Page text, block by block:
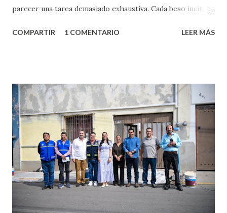
parecer una tarea demasiado exhaustiva. Cada beso incita
partes de ti que jamás hubieras imaginado. El problema es
conoces ni la mitad de lo que deberías saber. Pero incluso
quienes ya han tenido relaciones sexuales no son expertos
o expertas en el tema. Siempre hay algo nuevo que
aprender y nuevas experiencias que conocer. Si eres una
chica y aún no has tenido relaciones sexuales, tal vez
pienses que el sexo será increíble y no puedas esperar para
experimentarlo, pero como cualquier persona con
experiencia te dirá, siempre es mejor cuando ambas partes
son suficientemen...
COMPARTIR 1 COMENTARIO LEER MÁS